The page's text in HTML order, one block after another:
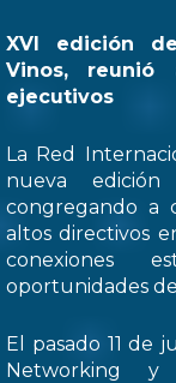
XVI edición
Vinos,
ejecutivos
La Red
nueva
congregando a
altos directivos
conexiones
oportunidades
El pasado 11 de
Networking y